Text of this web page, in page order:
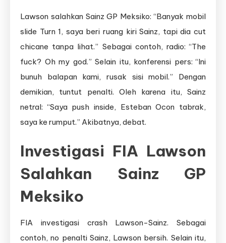
Lawson salahkan Sainz GP Meksiko: “Banyak mobil
slide Turn 1, saya beri ruang kiri Sainz, tapi dia cut
chicane tanpa lihat.” Sebagai contoh, radio: “The
fuck? Oh my god.” Selain itu, konferensi pers: “Ini
bunuh balapan kami, rusak sisi mobil.” Dengan
demikian, tuntut penalti. Oleh karena itu, Sainz
netral: “Saya push inside, Esteban Ocon tabrak,
saya ke rumput.” Akibatnya, debat.
Investigasi FIA Lawson
Salahkan Sainz GP
Meksiko
FIA investigasi crash Lawson-Sainz. Sebagai
contoh, no penalti Sainz, Lawson bersih. Selain itu,